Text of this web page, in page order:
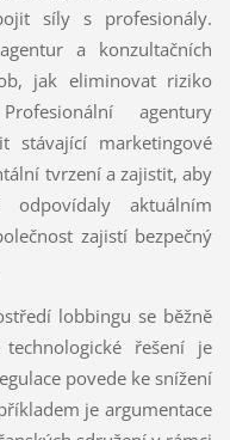
síly s profesionály.
a konzultačních
jak eliminovat riziko
agentury
stávající marketingové
tvrzení a zajistit, aby
aktuálním
zajistí bezpečný
lobbingu se běžně
řešení je
povede ke snížení
je argumentace